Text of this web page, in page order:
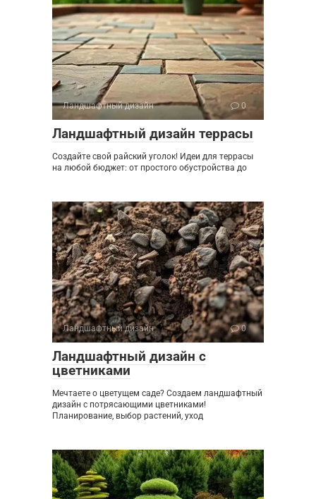
Ландшафтный дизайн 0
Ландшафтный дизайн террасы
Создайте свой райский уголок! Идеи для террасы
на любой бюджет: от простого обустройства до
Ландшафтный дизайн 0
Ландшафтный дизайн с
цветниками
Мечтаете о цветущем саде? Создаем ландшафтный
дизайн с потрясающими цветниками!
Планирование, выбор растений, уход